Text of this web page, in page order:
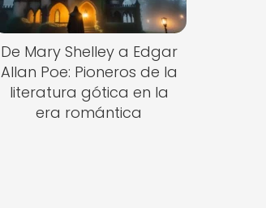
De Mary Shelley a Edgar
Allan Poe: Pioneros de la
literatura gótica en la
era romántica